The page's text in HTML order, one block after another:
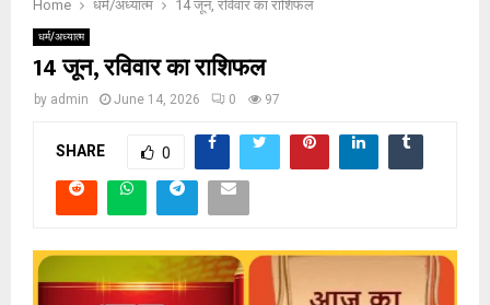
Home धर्म/अध्यात्म 14 जून, रविवार का राशिफल
धर्म/अध्यात्म
14 जून, रविवार का राशिफल
by admin June 14, 2026 0 97
SHARE 0